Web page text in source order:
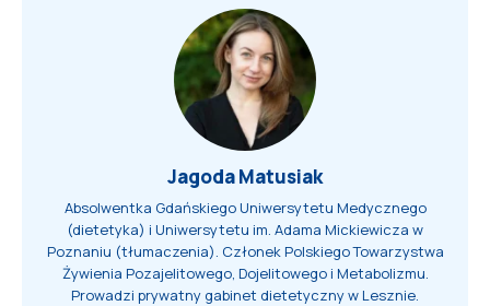
Jagoda Matusiak
Absolwentka Gdańskiego Uniwersytetu Medycznego
(dietetyka) i Uniwersytetu im. Adama Mickiewicza w
Poznaniu (tłumaczenia). Członek Polskiego Towarzystwa
Żywienia Pozajelitowego, Dojelitowego i Metabolizmu.
Prowadzi prywatny gabinet dietetyczny w Lesznie.